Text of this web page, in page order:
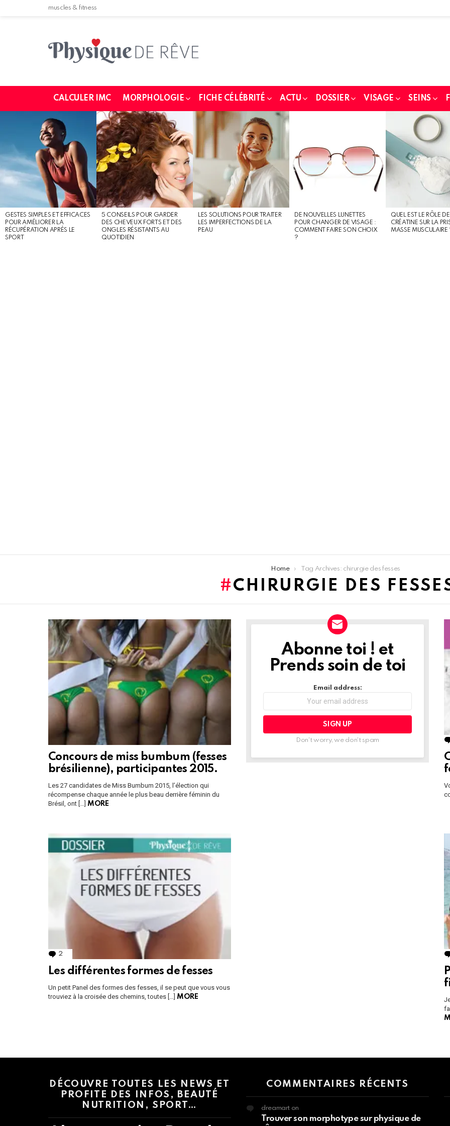
muscles & fitness
CALCULER IMC MORPHOLOGIE FICHE CÉLÉBRITÉ ACTU DOSSIER VISAGE SEINS
GESTES SIMPLES ET EFFICACES
POUR AMÉLIORER LA
RÉCUPÉRATION APRÈS LE
SPORT
5 CONSEILS POUR GARDER
DES CHEVEUX FORTS ET DES
ONGLES RÉSISTANTS AU
QUOTIDIEN
LES SOLUTIONS POUR TRAITER
LES IMPERFECTIONS DE LA
PEAU
DE NOUVELLES LUNETTES
POUR CHANGER DE VISAGE :
COMMENT FAIRE SON CHOIX
?
QUEL EST LE RÔLE
CRÉATINE SUR LA
MASSE MUSCULAIRE
Home Tag Archives: chirurgie des fesses
CHIRURGIE DES
LATEST
STORIES
Concours de miss bumbum (fesses
brésilienne), participantes 2015.
Les 27 candidates de Miss Bumbum 2015, l’élection qui
récompense chaque année le plus beau derrière féminin du
Brésil, ont […] MORE
NEWSLETTER
Abonne toi ! et
Prends soin de toi
Email address:
Don't worry, we don't spam
2
Les différentes formes de fesses
Un petit Panel des formes des fesses, il se peut que vous vous
trouviez à la croisée des chemins, toutes […]
MORE
DÉCOUVRE TOUTES LES NEWS ET
PROFITE DES INFOS, BEAUTÉ
NUTRITION, SPORT…
COMMENTAIRES RÉCENTS
dreamart on
Trouver son morphotype sur physique de